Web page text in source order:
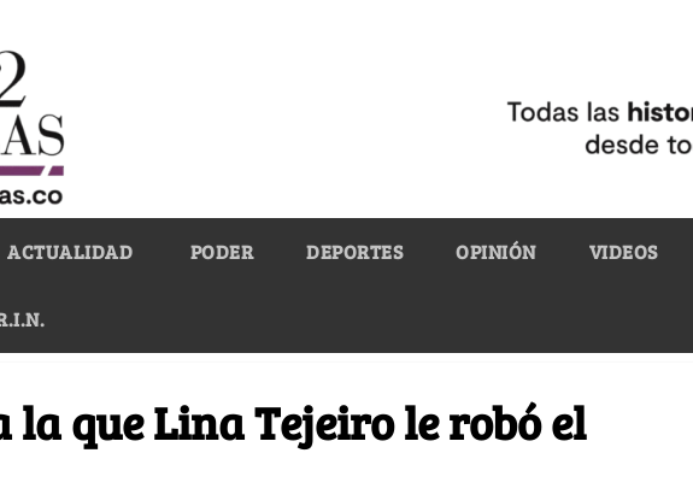
ACTUALIDAD PODER DEPORTES OPINIÓN VIDEOS
la que Lina Tejeiro le robó el